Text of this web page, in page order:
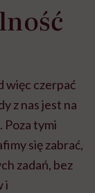
więc czerpać
z nas jest na
Poza tymi
się zabrać,
zadań, bez
i